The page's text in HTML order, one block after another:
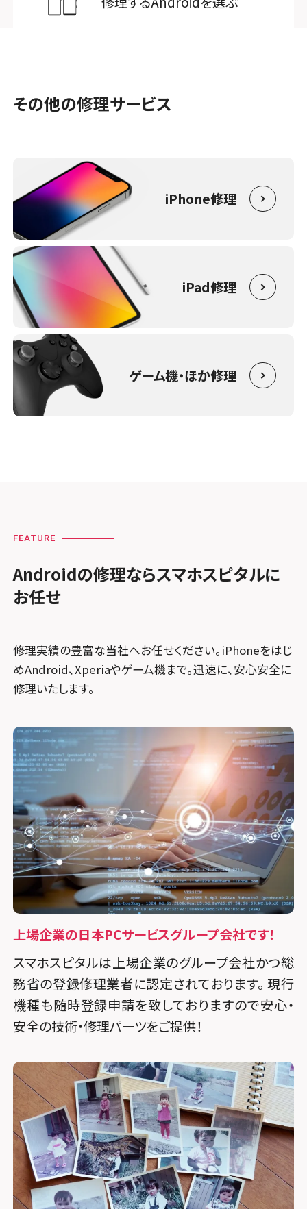
その他の修理サービス
iPhone修理
iPad修理
ゲーム機・ほか修理
FEATURE
Androidの修理ならスマホスピタルに
お任せ
修理実績の豊富な当社へお任せください。iPhoneをはじ
めAndroid、Xperiaやゲーム機まで。迅速に、安心安全に
修理いたします。
上場企業の日本PCサービスグループ会社です！
スマホスピタルは上場企業のグループ会社かつ総
務省の登録修理業者に認定されております。 現行
機種も随時登録申請を致しておりますので安心・
安全の技術・修理パーツをご提供！